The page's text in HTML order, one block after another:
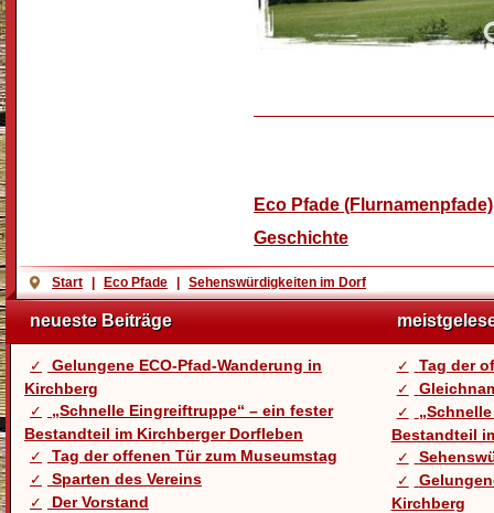
Eco Pfade (Flurnamenpfade)
Geschichte
Start Eco Pfade Sehenswürdigkeiten im Dorf
neueste Beiträge
Gelungene ECO-Pfad-Wanderung in
Kirchberg
„Schnelle Eingreiftruppe“ – ein fester
Bestandteil im Kirchberger Dorfleben
Tag der offenen Tür zum Museumstag
Sparten des Vereins
Der Vorstand
Tag der
Bestandteil
Kirchberg